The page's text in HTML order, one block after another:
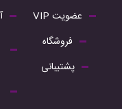
عضویت VIP
فروشگاه
پشتیبانی